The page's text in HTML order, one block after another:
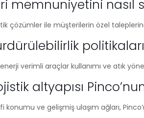
memnuniyetini nasıl
çözümler ile müşterilerin özel
verimli araçlar kullanımı ve atık
altyapısı
konumu ve gelişmiş ulaşım ağları,